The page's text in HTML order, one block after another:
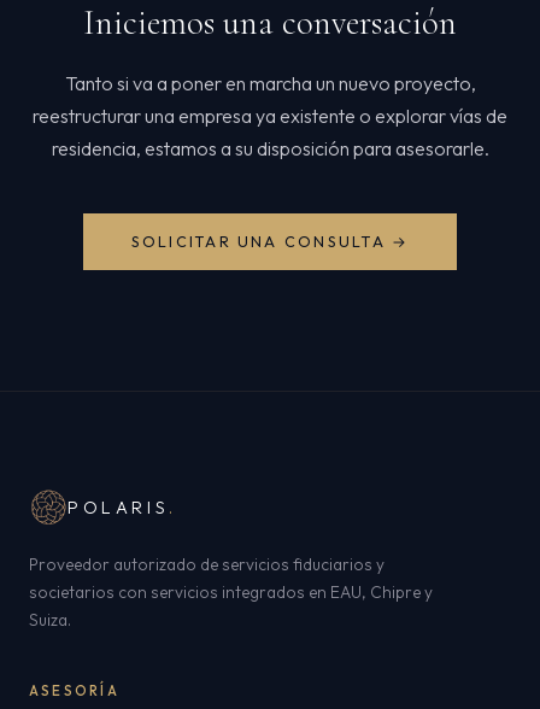
Iniciemos una conversación
Tanto si va a poner en marcha un nuevo proyecto,
reestructurar una empresa ya existente o explorar vías de
residencia, estamos a su disposición para asesorarle.
SOLICITAR UNA CONSULTA →
POLARIS .
Proveedor autorizado de servicios fiduciarios y
societarios con servicios integrados en EAU, Chipre y
Suiza.
ASESORÍA